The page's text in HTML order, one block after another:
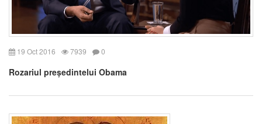
19 Oct 2016 7939 0
Rozariul președintelui Obama